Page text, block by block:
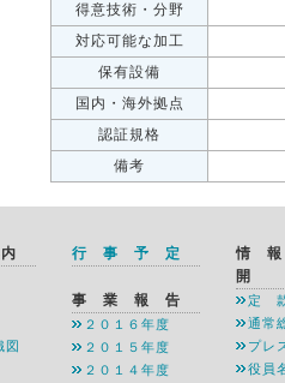
得意技術・分野
対応可能な加工
保有設備
国内・海外拠点
認証規格
備考
図
行 事 予 定
事 業 報 告
２０１６年度
２０１５年度
２０１４年度
情
開
定
通常
プレ
役員